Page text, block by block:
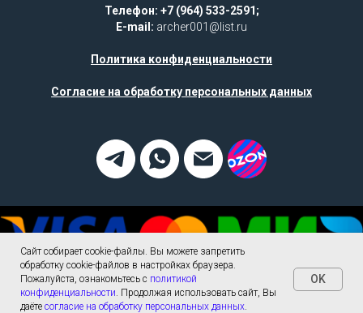
Телефон: +7 (964) 533-2591;
E-mail: archer001@list.ru
Политика конфиденциальности
Согласие на обработку персональных данных
Сайт собирает cookie-файлы. Вы можете запретить
обработку cookie-файлов в настройках браузера.
Пожалуйста, ознакомьтесь с политикой
конфиденциальности. Продолжая использовать сайт, Вы
даёте согласие на обработку персональных данных.
OK
Made on Tilda